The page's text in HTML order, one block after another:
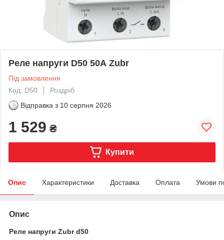
Реле напруги D50 50А Zubr
Під замовлення
Код: D50
Роздріб
Відправка з 10 серпня 2026
1 529 ₴
Купити
Опис Характеристики Доставка Оплата Умови
Опис
Реле напруги Zubr d50